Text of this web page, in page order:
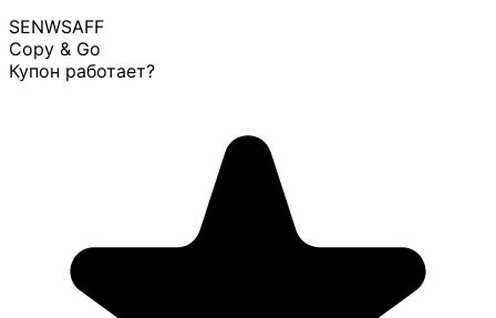
SENWSAFF
Copy & Go
Купон работает?